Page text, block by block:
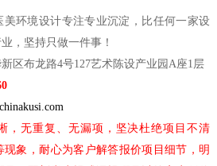
美环境设计专注专业沉淀，比任何一家设
，坚持只做一件事！
区布龙路4号127艺术陈设产业园A座1层
，无重复、无漏项，坚决杜绝项目不清
象，耐心为客户解答报价项目细节，明